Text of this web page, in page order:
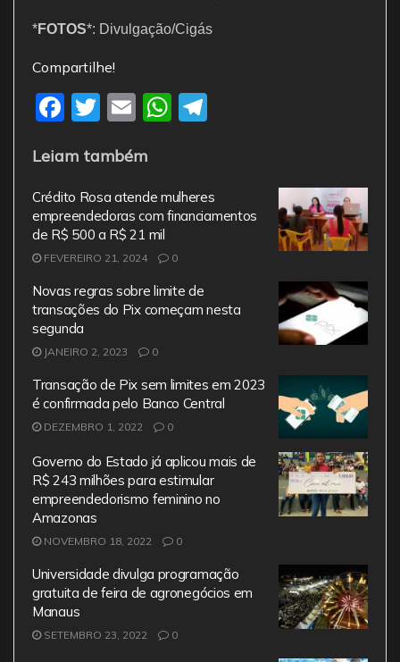
*FOTOS*: Divulgação/Cigás
Compartilhe!
F
c
e
b
o
k
T
itt
er
E
ai
l
W
s
A
p
p
gr
a
Leiam também
Crédito Rosa atende mulheres
empreendedoras com financiamentos
de R$ 500 a R$ 21 mil
FEVEREIRO 21, 2024 0
Novas regras sobre limite de
transações do Pix começam nesta
segunda
JANEIRO 2, 2023 0
Transação de Pix sem limites em 2023
é confirmada pelo Banco Central
DEZEMBRO 1, 2022 0
Governo do Estado já aplicou mais de
R$ 243 milhões para estimular
empreendedorismo feminino no
Amazonas
NOVEMBRO 18, 2022 0
Universidade divulga programação
gratuita de feira de agronegócios em
Manaus
SETEMBRO 23, 2022 0